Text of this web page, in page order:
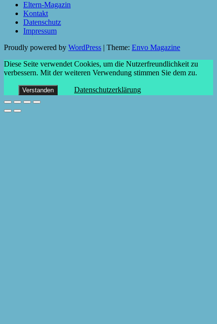
Eltern-Magazin
Kontakt
Datenschutz
Impressum
Proudly powered by WordPress | Theme: Envo Magazine
Diese Seite verwendet Cookies, um die Nutzerfreundlichkeit zu
verbessern. Mit der weiteren Verwendung stimmen Sie dem zu.
Verstanden Datenschutzerklärung